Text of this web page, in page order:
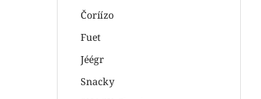
Čoríízo
Fuet
Jéégr
Snacky